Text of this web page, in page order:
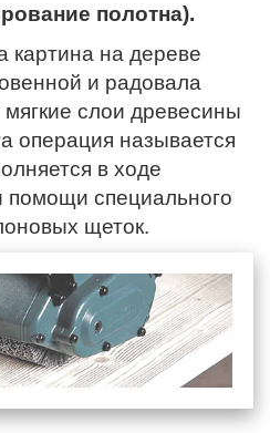
полотна).
картина на дереве
и радовала
мягкие слои древесины
операция называется
в ходе
помощи специального
щеток.